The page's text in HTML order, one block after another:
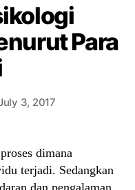
Para
3, 2017
dimana
terjadi. Sedangkan
dan pengalaman